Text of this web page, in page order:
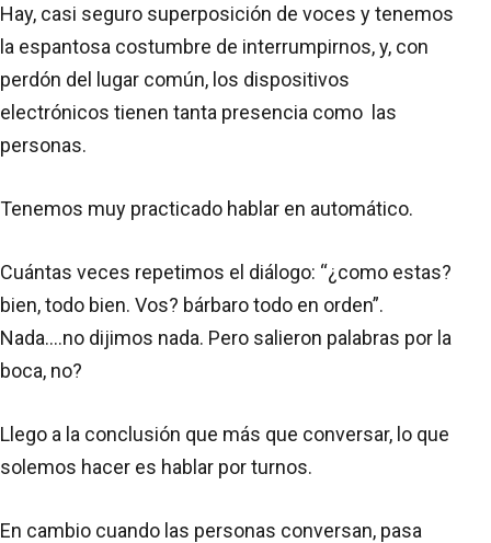
Hay, casi seguro superposición de voces y tenemos
la espantosa costumbre de interrumpirnos, y, con
perdón del lugar común, los dispositivos
electrónicos tienen tanta presencia como las
personas.
Tenemos muy practicado hablar en automático.
Cuántas veces repetimos el diálogo: “¿como estas?
bien, todo bien. Vos? bárbaro todo en orden”.
Nada….no dijimos nada. Pero salieron palabras por la
boca, no?
Llego a la conclusión que más que conversar, lo que
solemos hacer es hablar por turnos.
En cambio cuando las personas conversan, pasa